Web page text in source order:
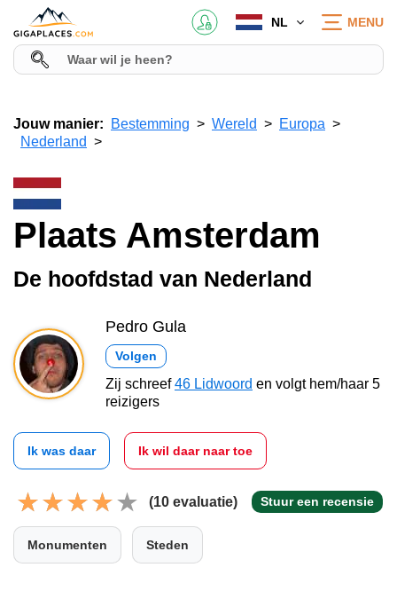
NL MENU
Jouw manier: Bestemming Wereld
Europa
Nederland
Plaats Amsterdam
De hoofdstad van Nederland
Pedro Gula
Volgen
Zij schreef46 Lidwoord en volgt hem/haar 5
reizigers
Ik was daar Ik wil daar naar toe
(10 evaluatie) Stuur een recensie
Monumenten Steden